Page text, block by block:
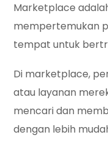
Marketplace
mempertemukan
tempat untuk
Di marketplace,
atau layanan
mencari dan
dengan lebih